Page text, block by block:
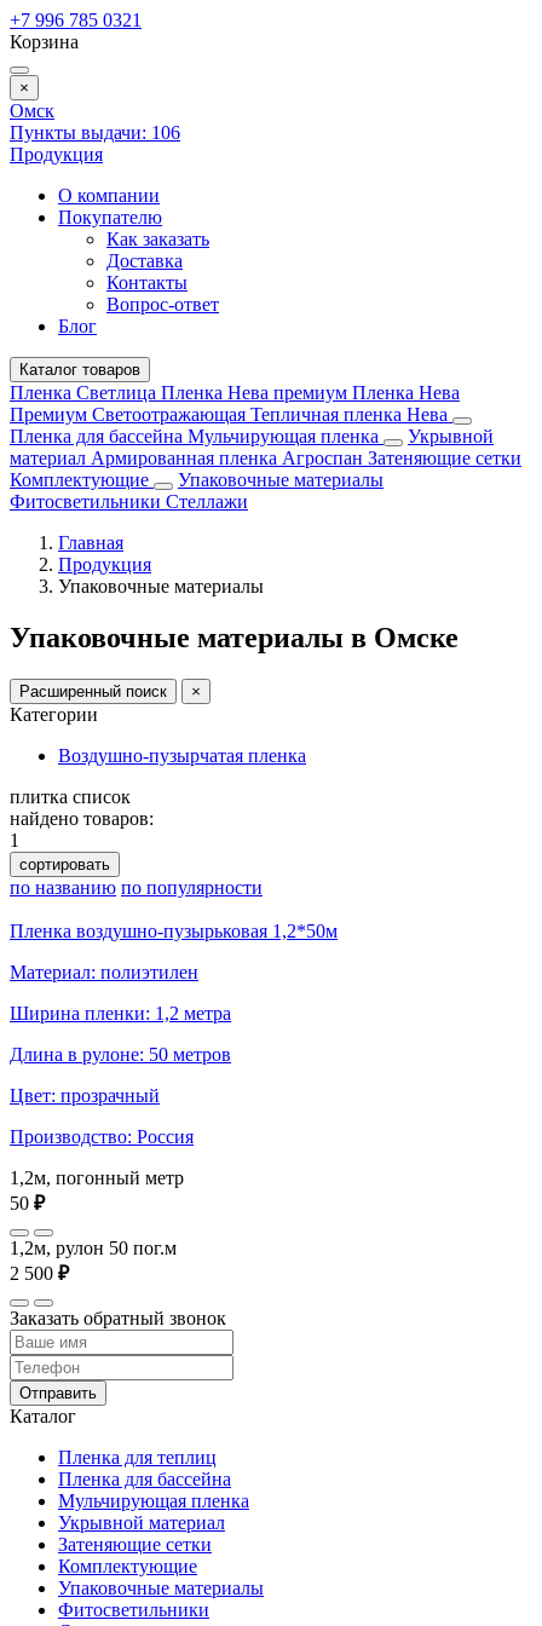
+7 996 785 0321
Корзина
×
Омск
Пункты выдачи: 106
Продукция
О компании
Покупателю
Как заказать
Доставка
Контакты
Вопрос-ответ
Блог
Каталог товаров
Пленка Светлица Пленка Нева премиум Пленка Нева
Премиум Светоотражающая Тепличная пленка Нева
Пленка для бассейна Мульчирующая пленка
Укрывной
материал Армированная пленка Агроспан Затеняющие сетки
Комплектующие
Упаковочные материалы
Фитосветильники Стеллажи
Главная
Продукция
Упаковочные материалы
Упаковочные материалы в Омске
Расширенный поиск ×
Категории
Воздушно-пузырчатая пленка
плитка список
найдено товаров:
1
сортировать
по названию по популярности
Пленка воздушно-пузырьковая 1,2*50м
Материал: полиэтилен
Ширина пленки: 1,2 метра
Длина в рулоне: 50 метров
Цвет: прозрачный
Производство: Россия
1,2м, погонный метр
50 ₽
1,2м, рулон 50 пог.м
2 500 ₽
Заказать обратный звонок
Отправить
Каталог
Пленка для теплиц
Пленка для бассейна
Мульчирующая пленка
Укрывной материал
Затеняющие сетки
Комплектующие
Упаковочные материалы
Фитосветильники